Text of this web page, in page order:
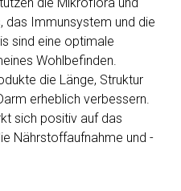
das Immunsystem und die
sind eine optimale
Wohlbefinden.
die Länge, Struktur
erheblich verbessern.
sich positiv auf das
Nährstoffaufnahme und -